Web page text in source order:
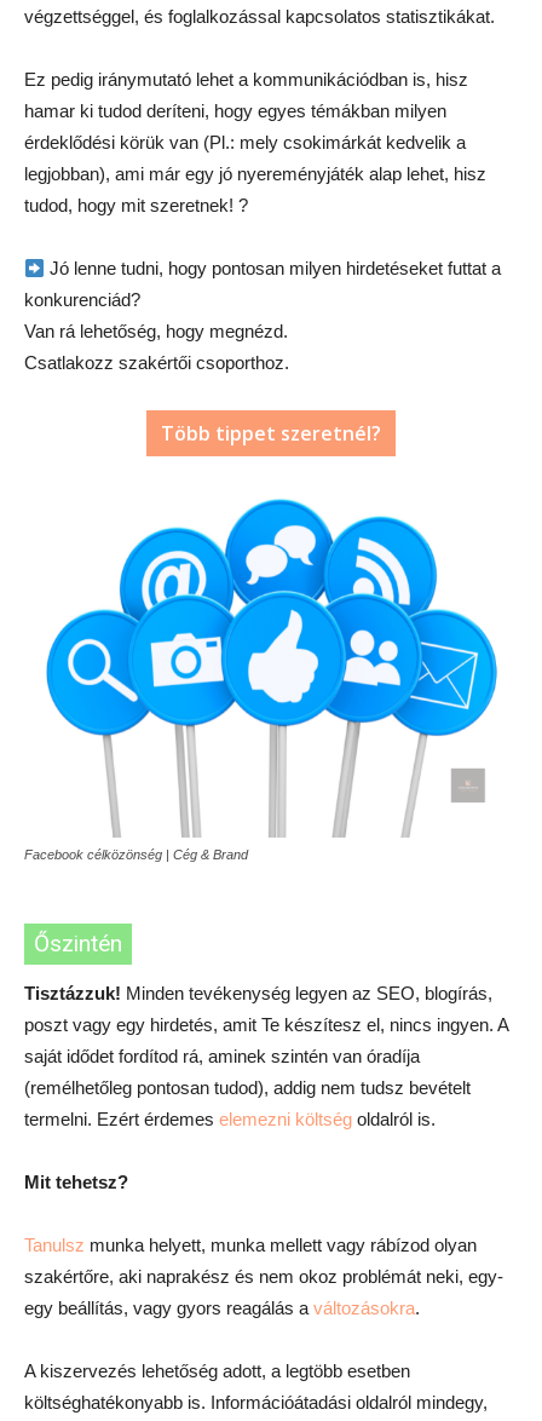
végzettséggel, és foglalkozással kapcsolatos statisztikákat.
Ez pedig iránymutató lehet a kommunikációdban is, hisz
hamar ki tudod deríteni, hogy egyes témákban milyen
érdeklődési körük van (Pl.: mely csokimárkát kedvelik a
legjobban), ami már egy jó nyereményjáték alap lehet, hisz
tudod, hogy mit szeretnek! ?
Jó lenne tudni, hogy pontosan milyen hirdetéseket futtat a
konkurenciád?
Van rá lehetőség, hogy megnézd.
Csatlakozz szakértői csoporthoz.
Több tippet szeretnél?
Facebook célközönség | Cég & Brand
Őszintén
Tisztázzuk! Minden tevékenység legyen az SEO, blogírás,
poszt vagy egy hirdetés, amit Te készítesz el, nincs ingyen. A
saját idődet fordítod rá, aminek szintén van óradíja
(remélhetőleg pontosan tudod), addig nem tudsz bevételt
termelni. Ezért érdemes elemezni költség oldalról is.
Mit tehetsz?
Tanulsz munka helyett, munka mellett vagy rábízod olyan
szakértőre, aki naprakész és nem okoz problémát neki, egy-
egy beállítás, vagy gyors reagálás a változásokra.
A kiszervezés lehetőség adott, a legtöbb esetben
költséghatékonyabb is. Információátadási oldalról mindegy,